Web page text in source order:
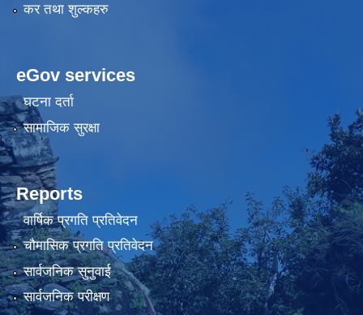
कर तथा शुल्कहरु
eGov services
घटना दर्ता
सामाजिक सुरक्षा
Reports
वार्षिक प्रगति प्रतिवेदन
चौमासिक प्रगति प्रतिवेदन
सार्वजनिक सुनुवाई
सार्वजनिक परीक्षण